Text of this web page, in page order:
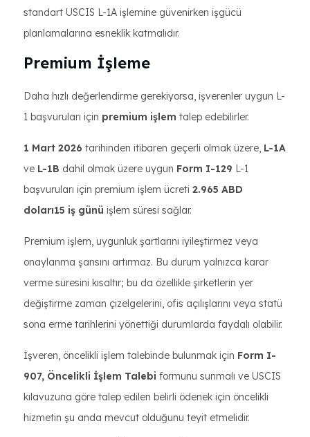
standart USCIS L-1A işlemine güvenirken işgücü
planlamalarına esneklik katmalıdır.
Premium İşleme
Daha hızlı değerlendirme gerekiyorsa, işverenler uygun L-
1 başvuruları için premium işlem talep edebilirler.
1 Mart 2026 tarihinden itibaren geçerli olmak üzere, L-1A
ve L-1B dahil olmak üzere uygun Form I-129 L-1
başvuruları için premium işlem ücreti 2.965 ABD
doları15 iş günü işlem süresi sağlar.
Premium işlem, uygunluk şartlarını iyileştirmez veya
onaylanma şansını artırmaz. Bu durum yalnızca karar
verme süresini kısaltır; bu da özellikle şirketlerin yer
değiştirme zaman çizelgelerini, ofis açılışlarını veya statü
sona erme tarihlerini yönettiği durumlarda faydalı olabilir.
İşveren, öncelikli işlem talebinde bulunmak için Form I-
907, Öncelikli İşlem Talebi formunu sunmalı ve USCIS
kılavuzuna göre talep edilen belirli ödenek için öncelikli
hizmetin şu anda mevcut olduğunu teyit etmelidir.